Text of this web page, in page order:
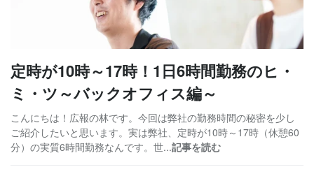
定時が10時～17時！1日6時間勤務のヒ・
ミ・ツ～バックオフィス編～
こんにちは！広報の林です。今回は弊社の勤務時間の秘密を少し
ご紹介したいと思います。実は弊社、定時が10時～17時（休憩60
分）の実質6時間勤務なんです。世...記事を読む